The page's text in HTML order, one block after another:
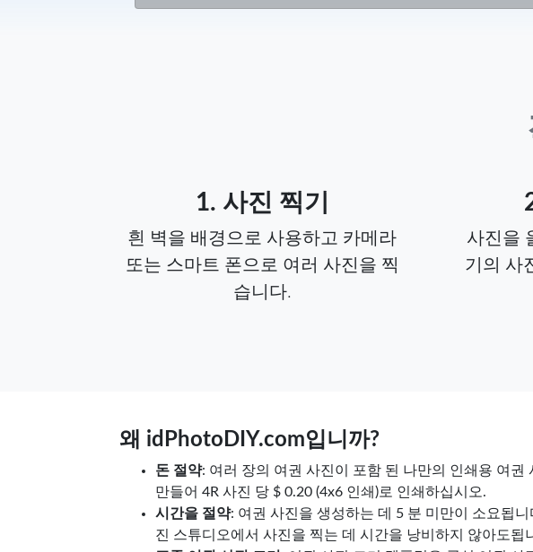
1. 사진 찍기
흰 벽을 배경으로 사용하고 카메라
또는 스마트 폰으로 여러 사진을 찍
습니다.
사진을
기의 사
왜 idPhotoDIY.com입니까?
돈 절약: 여러 장의 여권 사진이 포함 된 나만의 인쇄용 여권
만들어 4R 사진 당 $ 0.20 (4x6 인쇄)로 인쇄하십시오.
시간을 절약: 여권 사진을 생성하는 데 5 분 미만이 소요됩니
진 스튜디오에서 사진을 찍는 데 시간을 낭비하지 않아도됩